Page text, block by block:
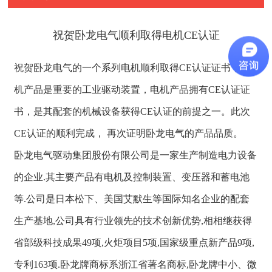
祝贺卧龙电气顺利取得电机CE认证
祝贺卧龙电气的一个系列电机顺利取得CE认证证书，电
机产品是重要的工业驱动装置，电机产品拥有CE认证证
书，是其配套的机械设备获得CE认证的前提之一。此次
CE认证的顺利完成， 再次证明卧龙电气的产品品质。
卧龙电气驱动集团股份有限公司是一家生产制造电力设备
的企业.其主要产品有电机及控制装置、变压器和蓄电池
等.公司是日本松下、美国艾默生等国际知名企业的配套
生产基地,公司具有行业领先的技术创新优势,相相继获得
省部级科技成果49项,火炬项目5项,国家级重点新产品9项,
专利163项.卧龙牌商标系浙江省著名商标,卧龙牌中小、微